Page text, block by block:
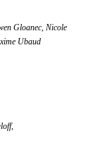
Gloanec, Nicole
Ubaud